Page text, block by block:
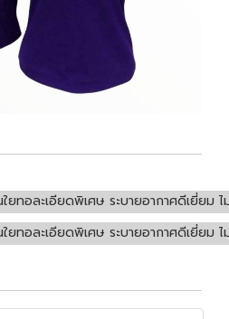
นใยทอละเอียดพิเศษ ระบายอากาศดีเยี่
นใยทอละเอียดพิเศษ ระบายอากาศดีเยี่